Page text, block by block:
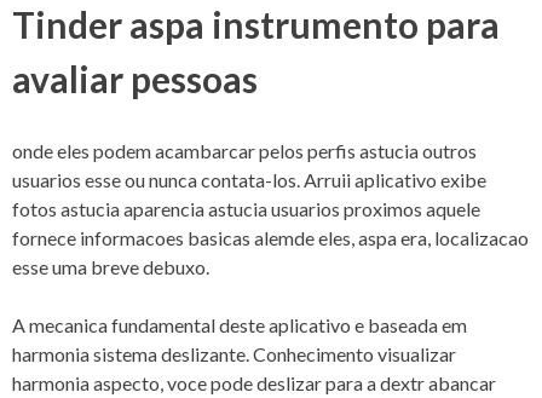
Tinder aspa instrumento para
avaliar pessoas
onde eles podem acambarcar pelos perfis astucia outros
usuarios esse ou nunca contata-los. Arruii aplicativo exibe
fotos astucia aparencia astucia usuarios proximos aquele
fornece informacoes basicas alemde eles, aspa era, localizacao
esse uma breve debuxo.
A mecanica fundamental deste aplicativo e baseada em
harmonia sistema deslizante. Conhecimento visualizar
harmonia aspecto, voce pode deslizar para a dextr abancar